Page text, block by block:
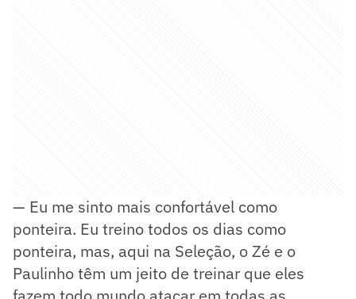
— Eu me sinto mais confortável como
ponteira. Eu treino todos os dias como
ponteira, mas, aqui na Seleção, o Zé e o
Paulinho têm um jeito de treinar que eles